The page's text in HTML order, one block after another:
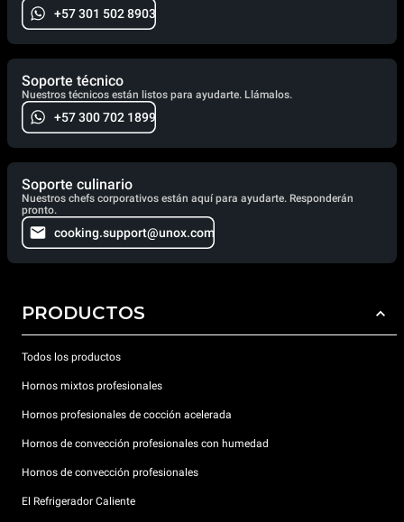
+57 301 502 8903
Soporte técnico
Nuestros técnicos están listos para ayudarte. Llámalos.
+57 300 702 1899
Soporte culinario
Nuestros chefs corporativos están aquí para ayudarte. Responderán
pronto.
cooking.support@unox.com
PRODUCTOS
Todos los productos
Hornos mixtos profesionales
Hornos profesionales de cocción acelerada
Hornos de convección profesionales con humedad
Hornos de convección profesionales
El Refrigerador Caliente